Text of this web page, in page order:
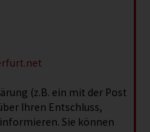
(z.B. ein mit der Post
Ihren Entschluss,
Sie können